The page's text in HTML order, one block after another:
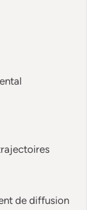
de diffusion